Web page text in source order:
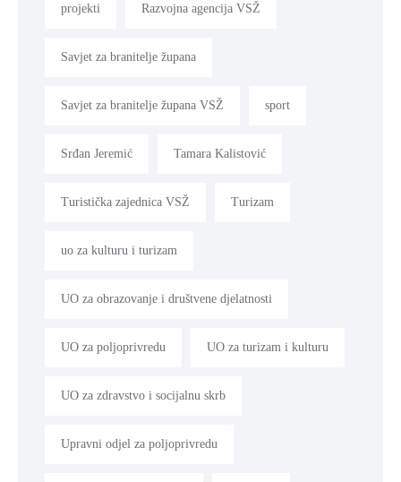
projekti Razvojna agencija VSŽ
Savjet za branitelje župana
Savjet za branitelje župana VSŽ sport
Srđan Jeremić Tamara Kalistović
Turistička zajednica VSŽ Turizam
uo za kulturu i turizam
UO za obrazovanje i društvene djelatnosti
UO za poljoprivredu UO za turizam i kulturu
UO za zdravstvo i socijalnu skrb
Upravni odjel za poljoprivredu